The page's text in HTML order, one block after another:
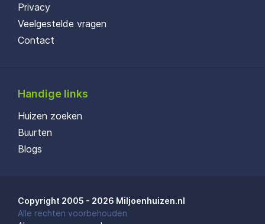
Privacy
Veelgestelde vragen
Contact
Handige links
Huizen zoeken
Buurten
Blogs
Copyright 2005 - 2026 Miljoenhuizen.nl
Alle rechten voorbehouden